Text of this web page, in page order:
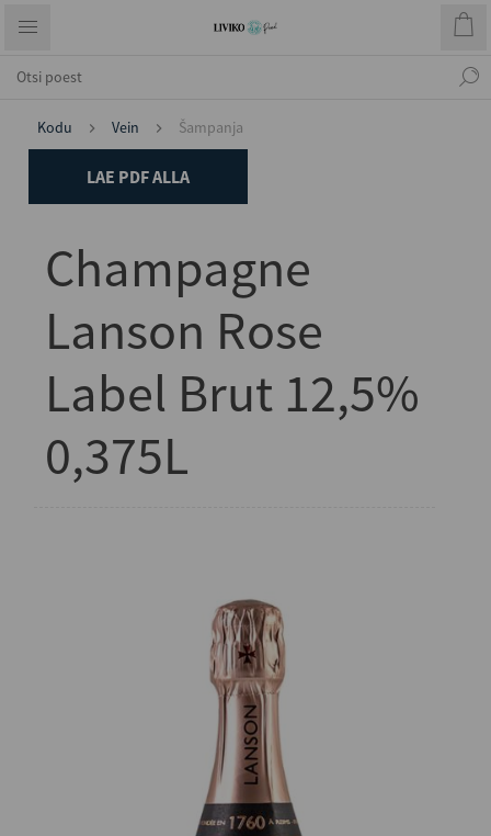
Kodu Vein Šampanja
LAE PDF ALLA
Champagne
Lanson Rose
Label Brut 12,5%
0,375L